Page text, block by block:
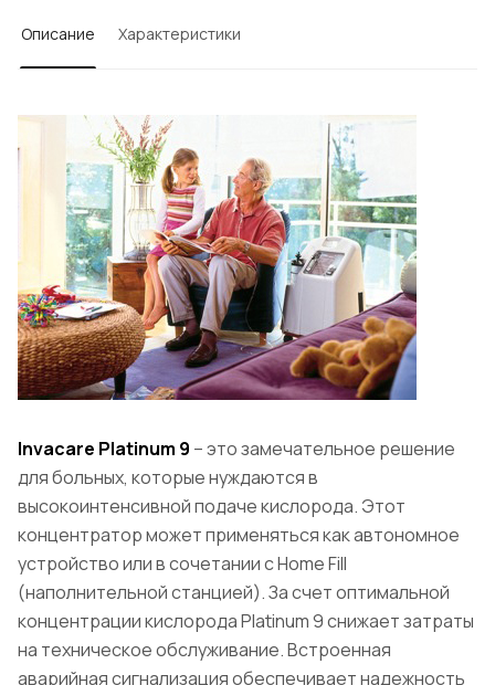
Описание Характеристики
Invacare Platinum 9 – это замечательное решение
для больных, которые нуждаются в
высокоинтенсивной подаче кислорода. Этот
концентратор может применяться как автономное
устройство или в сочетании c Home Fill
(наполнительной станцией). За счет оптимальной
концентрации кислорода Platinum 9 снижает затраты
на техническое обслуживание. Встроенная
аварийная сигнализация обеспечивает надежность